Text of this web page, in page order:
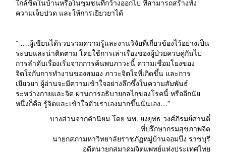
ใกล้ชิดในบ้านหรือในชุมชนที่กว้างออกไป ที่สามารถสร้างทั้ง
ความเจ็บปวด และให้การเยียวยาได้
” ….ผู้เขียนได้รวบรวมความรู้และงานวิจัยที่เกี่ยวข้องไว้อย่างเป็น
ระบบและน่าติดตาม โดยใช้การเล่าเรื่องของผู้ป่วยควบคู่กันไป
การลำดับเรื่องเริ่มจากการค้นพบภาวะนี้ ความเชื่อมโยงของ
จิตใจกับการทำงานของสมอง ภาวะจิตใจที่เกิดขึ้น และการ
เยียวยา ผู้อ่านจะมีความเข้าใจอย่างลึกซึ้งในความสัมพันธ์
ระหว่างกายและจิต ผ่านการอธิบายกลไกของโรคนี้ หรืออีกนัย
หนึ่งก็คือ รู้จิตและเข้าใจตัวเราเองมากขึ้นนั่นเอง…”
บางส่วนจากคำนิยม โดย นพ. ยงยุทธ วงศ์ภิรมย์ศานติ์
ที่ปรึกษากรมสุขภาพจิต
นายกสภามหาวิทยาลัยราชภัฏหมู่บ้านจอมบึง ราชบุรี
อดีตนายกสมาคมจิตแพทย์แห่งประเทศไทย